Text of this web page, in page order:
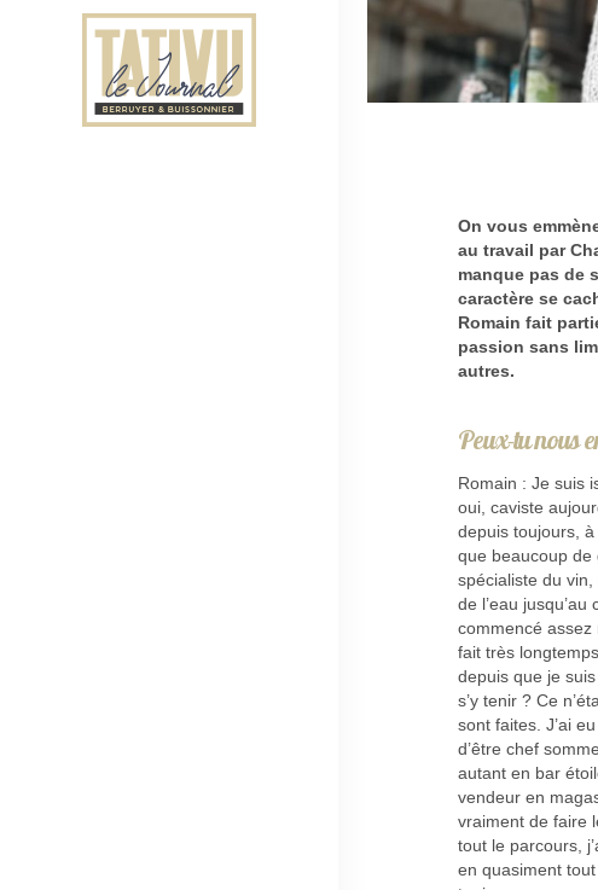
On vous
au travail par
manque pas de
caractère se
Romain fait
passion sans
autres.
Peux-tu nous
Romain : Je suis
oui, caviste
depuis toujours,
que beaucoup de
spécialiste du vin,
de l’eau
commencé assez
fait très
depuis que je
s’y tenir ? Ce
sont faites. J’ai
d’être chef
autant en bar
vendeur en
vraiment de faire
tout le parcours,
en quasiment